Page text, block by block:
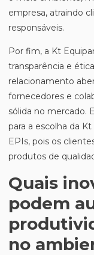
empresa, atraindo
responsáveis.
Por fim, a Kt
transparência e
relacionamento
fornecedores e
sólida no mercado.
para a escolha da
EPIs, pois os
produtos de
Quais
podem
no